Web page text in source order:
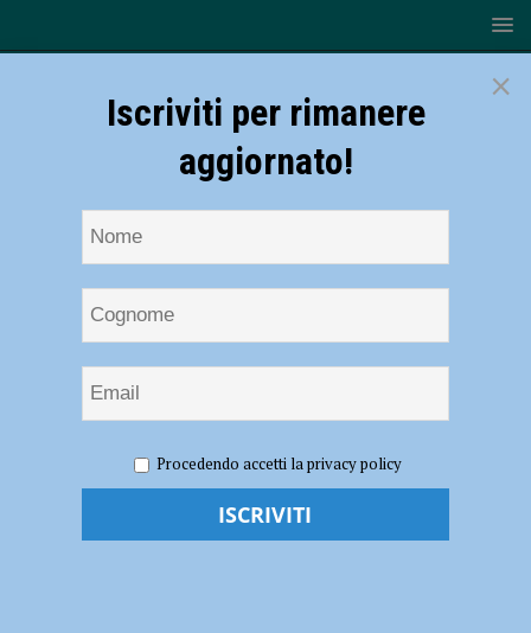
×
Iscriviti per rimanere
aggiornato!
Procedendo accetti la privacy policy